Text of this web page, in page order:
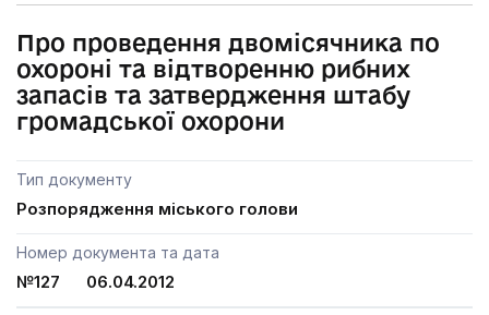
Про проведення двомісячника по
охороні та відтворенню рибних
запасів та затвердження штабу
громадської охорони
Тип документу
Розпорядження міського голови
Номер документа та дата
№127 06.04.2012